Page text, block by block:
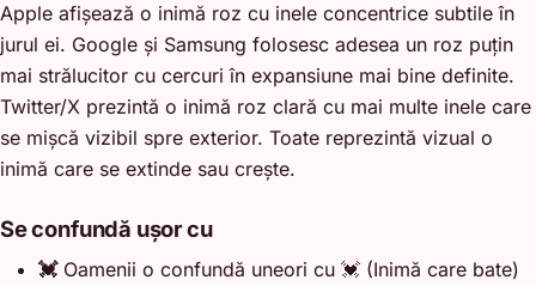
Apple afișează o inimă roz cu inele concentrice subtile în
jurul ei. Google și Samsung folosesc adesea un roz puțin
mai strălucitor cu cercuri în expansiune mai bine definite.
Twitter/X prezintă o inimă roz clară cu mai multe inele care
se mișcă vizibil spre exterior. Toate reprezintă vizual o
inimă care se extinde sau crește.
Se confundă ușor cu
💓Oamenii o confundă uneori cu 💓 (Inimă care bate)